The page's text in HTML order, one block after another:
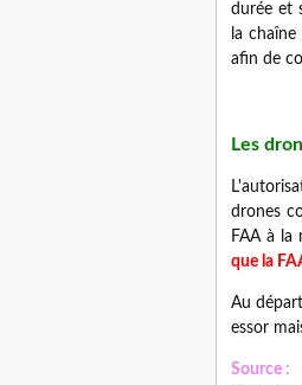
durée et
la
afin de
Les
drones
FAA à la
que la
Au
essor
Source :